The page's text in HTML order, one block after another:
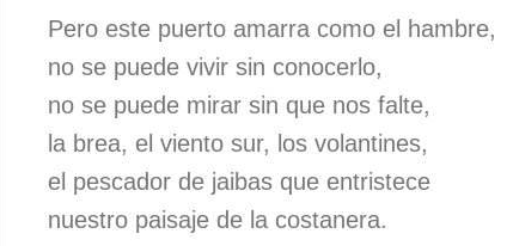
Pero este puerto amarra como el hambre,
no se puede vivir sin conocerlo,
no se puede mirar sin que nos falte,
la brea, el viento sur, los volantines,
el pescador de jaibas que entristece
nuestro paisaje de la costanera.